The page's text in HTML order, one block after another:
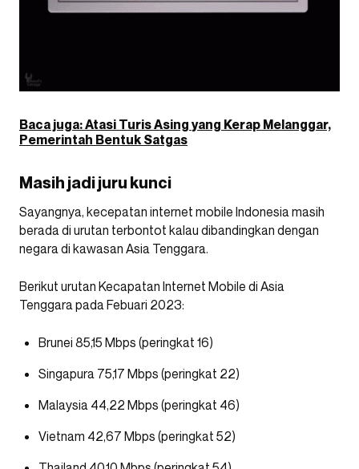
Baca juga: Atasi Turis Asing yang Kerap Melanggar,
Pemerintah Bentuk Satgas
Masih jadi juru kunci
Sayangnya, kecepatan internet mobile Indonesia masih
berada di urutan terbontot kalau dibandingkan dengan
negara di kawasan Asia Tenggara.
Berikut urutan Kecapatan Internet Mobile di Asia
Tenggara pada Febuari 2023:
Brunei 85,15 Mbps (peringkat 16)
Singapura 75,17 Mbps (peringkat 22)
Malaysia 44,22 Mbps (peringkat 46)
Vietnam 42,67 Mbps (peringkat 52)